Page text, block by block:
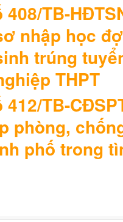
408/TB-
nhập học
trúng
THPT
412/TB-
phòng,
phố trong